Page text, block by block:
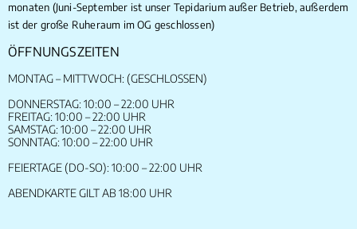
monaten (Juni-September ist unser Tepidarium außer Betrieb, außerdem
ist der große Ruheraum im OG geschlossen)
ÖFFNUNGSZEITEN
MONTAG – MITTWOCH: (GESCHLOSSEN)
DONNERSTAG: 10:00 – 22:00 UHR
FREITAG: 10:00 – 22:00 UHR
SAMSTAG: 10:00 – 22:00 UHR
SONNTAG: 10:00 – 22:00 UHR
FEIERTAGE (DO-SO): 10:00 – 22:00 UHR
ABENDKARTE GILT AB 18:00 UHR